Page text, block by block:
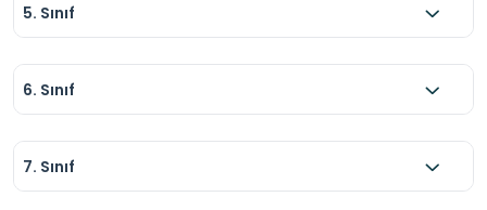
5. Sınıf
6. Sınıf
7. Sınıf